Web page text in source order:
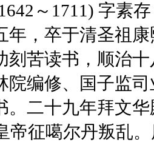
～1711) 字素存
年，卒于清圣祖
刻苦读书，顺治
院编修、国子监
。二十九年拜文
帝征噶尔丹叛乱